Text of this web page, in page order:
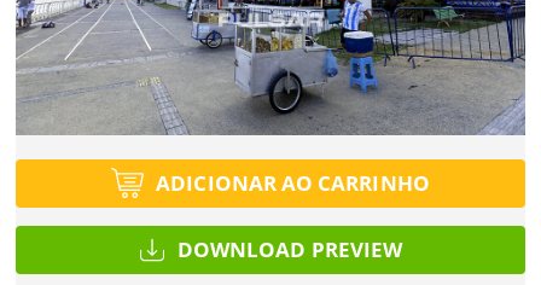
ADICIONAR AO CARRINHO
DOWNLOAD PREVIEW
Tipo de projeto
Selecione
Utilização
Título do projeto
Esqueci a senha
ENTRAR
ENTRAR
ENVIAR
Protegido por reCAPTCHA —Privacidade·Termos
Tipo de projeto
Selecione
Utilização
Tamanho MR$ 114,00
Tamanho GR$ 171,00